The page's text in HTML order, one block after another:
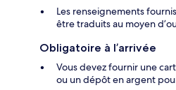
Les renseignements
être traduits au moyen
Obligatoire à l’arrivée
Vous devez fournir une
ou un dépôt en argent